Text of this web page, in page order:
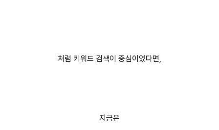
처럼 키워드 검색이 중심이었다면,
지금은